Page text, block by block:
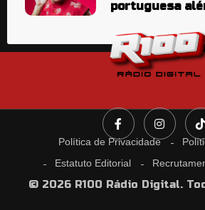
portuguesa
Política de Privacidade
Estatuto Editorial
© 2026 R100 Rádio Digital.